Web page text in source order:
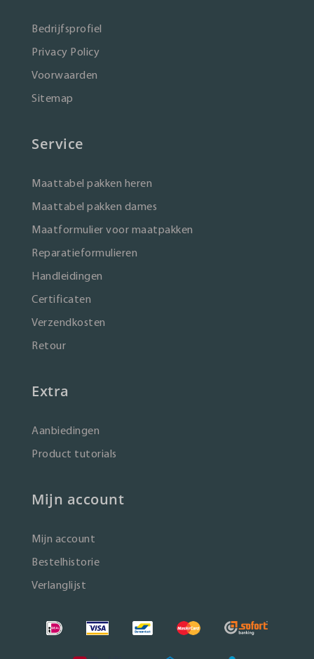
Bedrijfsprofiel
Privacy Policy
Voorwaarden
Sitemap
Service
Maattabel pakken heren
Maattabel pakken dames
Maatformulier voor maatpakken
Reparatieformulieren
Handleidingen
Certificaten
Verzendkosten
Retour
Extra
Aanbiedingen
Product tutorials
Mijn account
Mijn account
Bestelhistorie
Verlanglijst